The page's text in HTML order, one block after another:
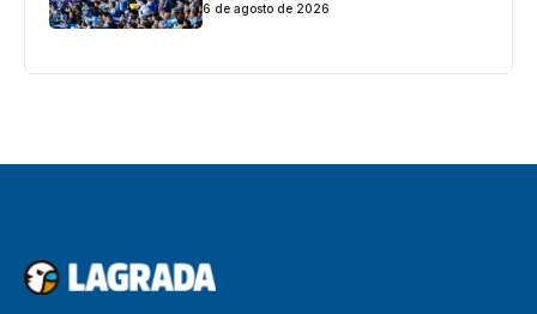
6 de agosto de 2026